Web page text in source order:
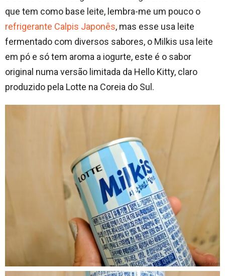
que tem como base leite, lembra-me um pouco o
refrigerante Calpis Japonês, mas esse usa leite
fermentado com diversos sabores, o Milkis usa leite
em pó e só tem aroma a iogurte, este é o sabor
original numa versão limitada da Hello Kitty, claro
produzido pela Lotte na Coreia do Sul.